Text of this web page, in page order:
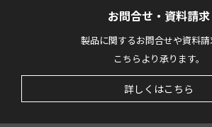
お問合せ・資料請求
製品に関するお問合せや資料請
こちらより承ります。
詳しくはこちら